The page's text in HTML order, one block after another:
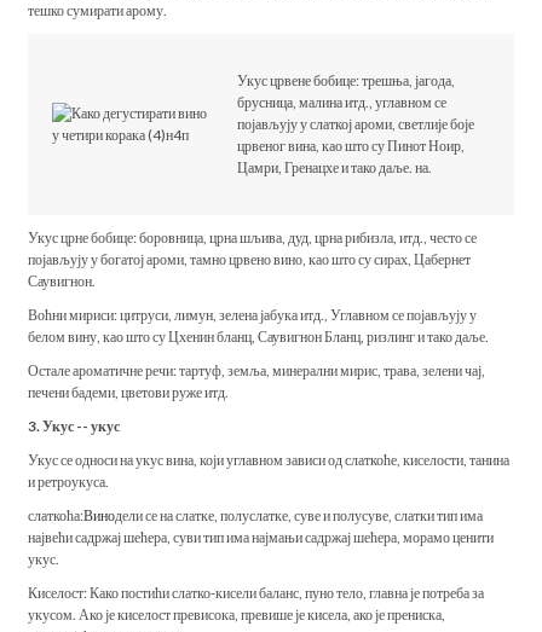
тешко сумирати арому.
Укус црвене бобице: трешња, јагода,
брусница, малина итд., углавном се
појављују у слаткој ароми, светлије боје
црвеног вина, као што су Пинот Ноир,
Цамри, Гренацхе и тако даље. на.
Укус црне бобице: боровница, црна шљива, дуд, црна рибизла, итд., често се
појављују у богатој ароми, тамно црвено вино, као што су сирах, Цабернет
Саувигнон.
Воћни мириси: цитруси, лимун, зелена јабука итд., Углавном се појављују у
белом вину, као што су Цхенин бланц, Саувигнон Бланц, ризлинг и тако даље.
Остале ароматичне речи: тартуф, земља, минерални мирис, трава, зелени чај,
печени бадеми, цветови руже итд.
3. Укус -- укус
Укус се односи на укус вина, који углавном зависи од слаткоће, киселости, танина
и ретроукуса.
слаткоћа:Винодели се на слатке, полуслатке, суве и полусуве, слатки тип има
највећи садржај шећера, суви тип има најмањи садржај шећера, морамо ценити
укус.
Киселост: Како постићи слатко-кисели баланс, пуно тело, главна је потреба за
укусом. Ако је киселост превисока, превише је кисела, ако је прениска,